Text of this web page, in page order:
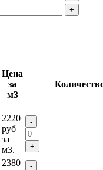
+
Цена
за
м3
2220
руб
за
м3.
-
+
2380
-